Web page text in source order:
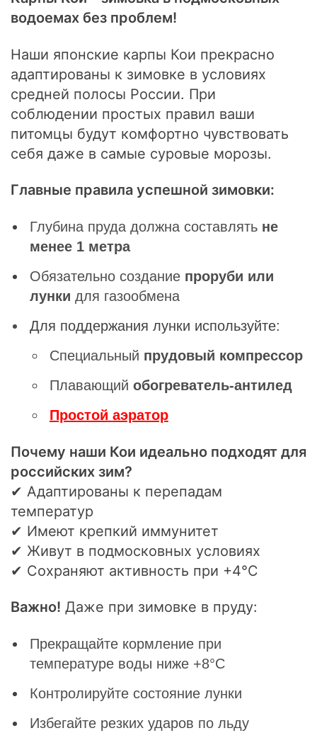
водоемах без проблем!
Наши японские карпы Кои прекрасно
адаптированы к зимовке в условиях
средней полосы России. При
соблюдении простых правил ваши
питомцы будут комфортно чувствовать
себя даже в самые суровые морозы.
Главные правила успешной зимовки:
Глубина пруда должна составлять не
менее 1 метра
Обязательно создание проруби или
лунки для газообмена
Для поддержания лунки используйте:
Специальный прудовый компрессор
Плавающий обогреватель-антилед
Простой аэратор
Почему наши Кои идеально подходят для
российских зим?
✔ Адаптированы к перепадам
температур
✔ Имеют крепкий иммунитет
✔ Живут в подмосковных условиях
✔ Сохраняют активность при +4°С
Важно! Даже при зимовке в пруду:
Прекращайте кормление при
температуре воды ниже +8°С
Контролируйте состояние лунки
Избегайте резких ударов по льду